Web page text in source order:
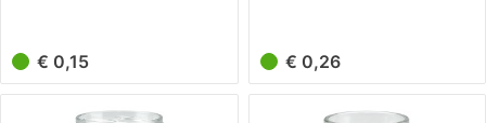
€ 0,15 € 0,26